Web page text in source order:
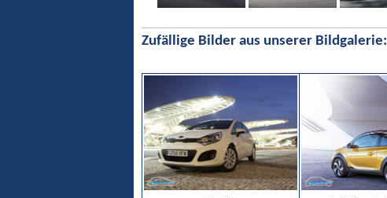
Zufällige Bilder aus unserer Bildgalerie: